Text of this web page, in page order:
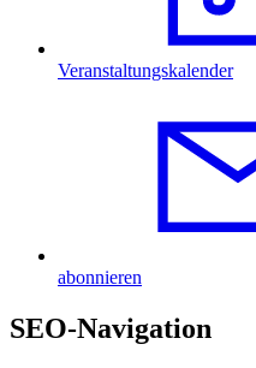
Veranstaltungskalender
abonnieren
SEO-Navigation